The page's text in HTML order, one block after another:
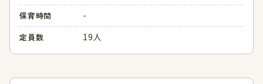
保育時間 -
定員数 19人